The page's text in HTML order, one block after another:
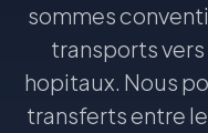
sommes
transports
hopitaux. Nous
transferts entre